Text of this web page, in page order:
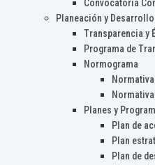
Convocatoria
Planeación y
Transparencia y
Programa de
Normograma
Planes y
Plan de
Plan
Plan de